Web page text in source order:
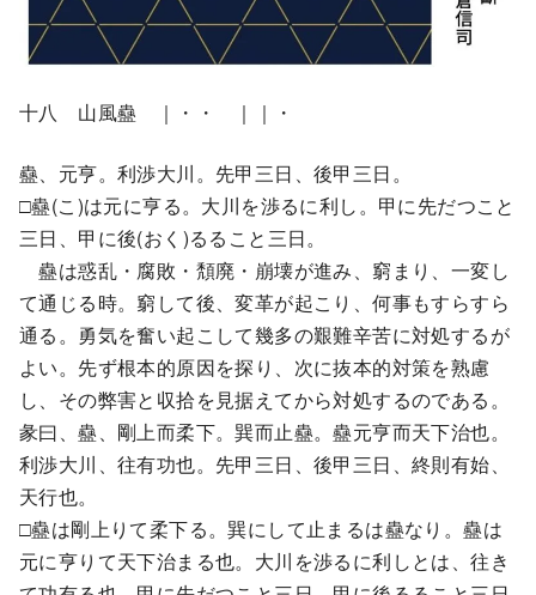
十八 山風蠱 ｜・・ ｜｜・
蠱、元亨。利渉大川。先甲三日、後甲三日。
□蠱(こ)は元に亨る。大川を渉るに利し。甲に先だつこと
三日、甲に後(おく)るること三日。
蠱は惑乱・腐敗・頽廃・崩壊が進み、窮まり、一変し
て通じる時。窮して後、変革が起こり、何事もすらすら
通る。勇気を奮い起こして幾多の艱難辛苦に対処するが
よい。先ず根本的原因を探り、次に抜本的対策を熟慮
し、その弊害と収拾を見据えてから対処するのである。
彖曰、蠱、剛上而柔下。巽而止蠱。蠱元亨而天下治也。
利渉大川、往有功也。先甲三日、後甲三日、終則有始、
天行也。
□蠱は剛上りて柔下る。巽にして止まるは蠱なり。蠱は
元に亨りて天下治まる也。大川を渉るに利しとは、往き